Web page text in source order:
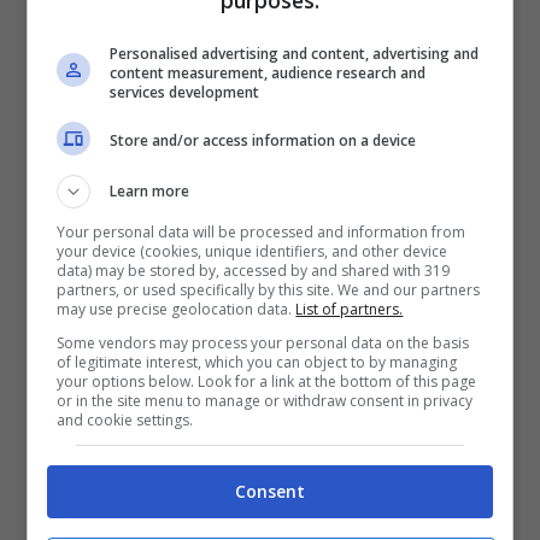
SNAI
Bonus Benvenuto Sport: fino a 1.000€
VERIFICA
Mostra Informazioni
PlanetWin365
Planetwin365: 2050€ per sport e scommesse
in Bonus Scommesse + 100% fino a 50€ in Bonus
Personalised advertising and content, advertising and
content measurement, audience research and
services development
Store and/or access information on a device
Learn more
Your personal data will be processed and information from
your device (cookies, unique identifiers, and other device
data) may be stored by, accessed by and shared with 319
partners, or used specifically by this site. We and our partners
may use precise geolocation data. List of partners.
Some vendors may process your personal data on the basis
of legitimate interest, which you can object to by managing
your options below. Look for a link at the bottom of this page
or in the site menu to manage or withdraw consent in privacy
and cookie settings.
Consent